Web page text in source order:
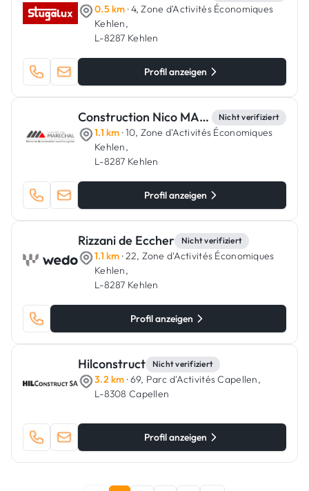
0.5 km · 4, Zone d'Activités Économiques
Kehlen,
L-8287 Kehlen
Profil anzeigen
Construction Nico MARECHAL Nicht verifiziert
1.1 km · 10, Zone d'Activités Économiques
Kehlen,
L-8287 Kehlen
Profil anzeigen
Rizzani de Eccher Nicht verifiziert
1.1 km · 22, Zone d'Activités Économiques
Kehlen,
L-8287 Kehlen
Profil anzeigen
Hilconstruct Nicht verifiziert
3.2 km · 69, Parc d'Activités Capellen,
L-8308 Capellen
Profil anzeigen